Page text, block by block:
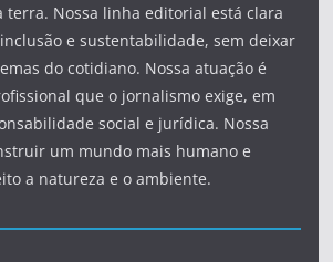
terra. Nossa linha editorial está clara
e sustentabilidade, sem deixar
do cotidiano. Nossa atuação é
que o jornalismo exige, em
social e jurídica. Nossa
um mundo mais humano e
a natureza e o ambiente.